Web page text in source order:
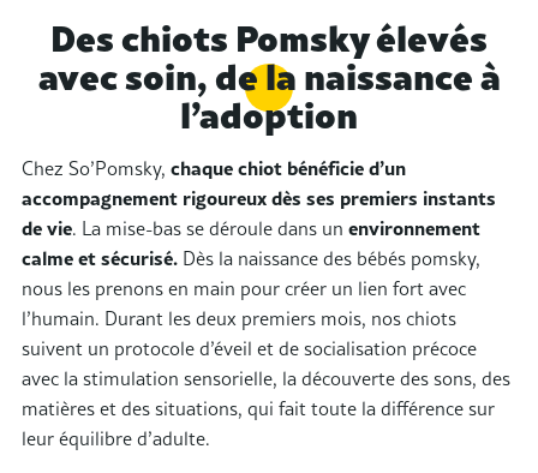
Des chiots Pomsky élevés
avec soin, de la naissance à
l’adoption
Chez So’Pomsky, chaque chiot bénéficie d’un
accompagnement rigoureux dès ses premiers instants
de vie. La mise-bas se déroule dans un environnement
calme et sécurisé.Dès la naissance des bébés pomsky,
nous les prenons en main pour créer un lien fort avec
l’humain. Durant les deux premiers mois, nos chiots
suivent un protocole d’éveil et de socialisation précoce
avec la stimulation sensorielle, la découverte des sons, des
matières et des situations, qui fait toute la différence sur
leur équilibre d’adulte.